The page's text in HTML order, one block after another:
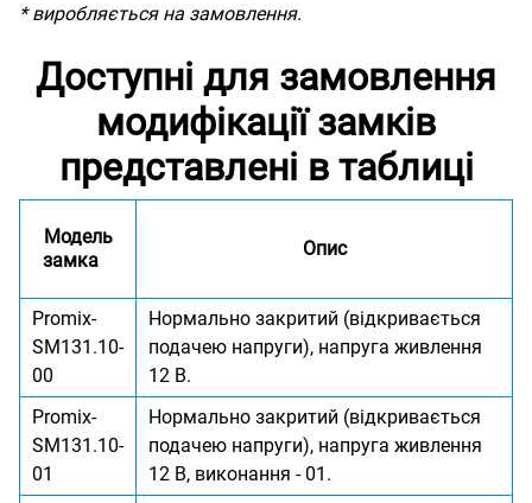
* виробляється на замовлення.
Доступні для замовлення
модифікації замків
представлені в таблиці
Модель
замка
Опис
Promix-
SM131.10-
00
Нормально закритий (відкривається
подачею напруги), напруга живлення
12 В.
Promix-
SM131.10-
01
Нормально закритий (відкривається
подачею напруги), напруга живлення
12 В, виконання - 01.